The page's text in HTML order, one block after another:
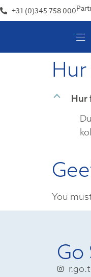
+31 (0)345 758 000
B
Hur
You
Go